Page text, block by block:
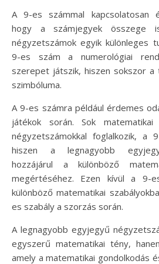
A 9-es számmal kapcsolatosan
hogy a számjegyek
négyzetszámok egyik különleges
9-es szám a numerológiai
szerepet játszik, hiszen sokszor
szimbóluma.
A 9-es számra például érdemes
játékok során. Sok
négyzetszámokkal foglalkozik, a
hiszen a legnagyobb
hozzájárul a különböző
megértéséhez. Ezen kívül a 9-
különböző matematikai
es szabály a szorzás során.
A legnagyobb egyjegyű
egyszerű matematikai tény,
amely a matematikai gondolkodás